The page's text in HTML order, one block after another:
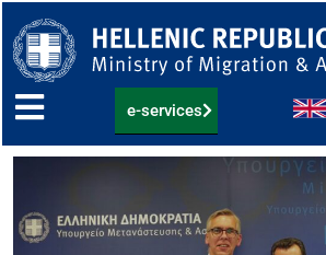
to
content
e-services